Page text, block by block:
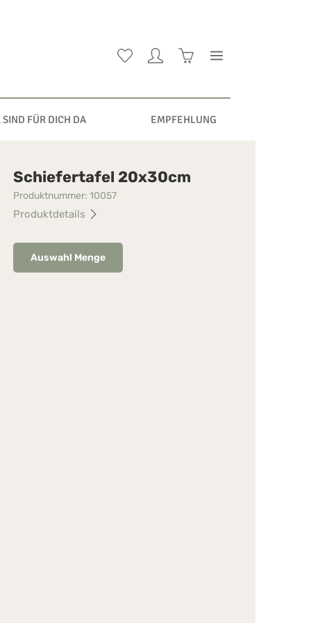
SIND FÜR DICH DA EMPFEHLUNG
Schiefertafel 20x30cm
Produktnummer: 10057
Produktdetails
Auswahl Menge